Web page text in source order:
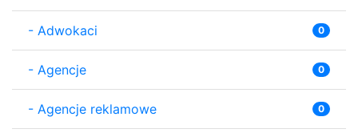
- Adwokaci 0
- Agencje 0
- Agencje reklamowe 0